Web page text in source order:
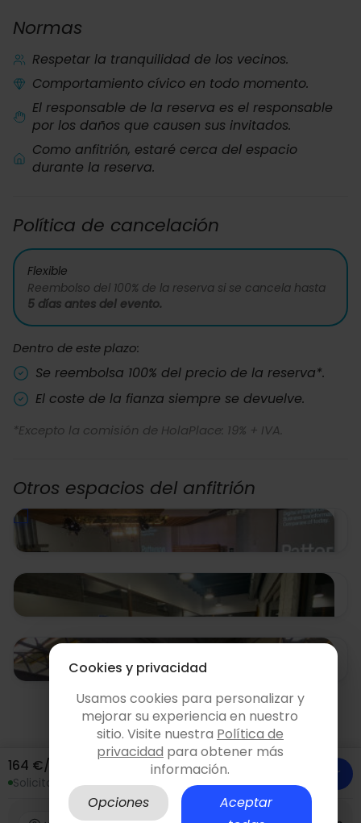
Normas
Respetar la tranquilidad de los vecinos.
Comportamiento cívico en todo momento.
El responsable de la reserva es el responsable
por los daños que causen sus invitados.
Como anfitrión, estaré cerca del espacio
durante la reserva.
Política de cancelación
Flexible
Reembolso del 100% de la reserva si se cancela hasta
5 días antes del evento.
Dentro de este plazo:
Se reembolsa 100% del precio de la reserva*.
El coste de la fianza siempre se devuelve.
*Excepto la comisión de HolaPlace: 19% + IVA.
Otros espacios del anfitrión
Sala InnoHub
Barcelona
430.00 €/h
200 personas
Sala CoLab
Barcelona
119.00 €/h
Sala InKube
164 €/hora
Solicita sin compromiso Consultar y reservar
Cookies y privacidad
Usamos cookies para personalizar y
mejorar su experiencia en nuestro
sitio. Visite nuestra Política de
privacidad para obtener más
información.
Opciones
Aceptar